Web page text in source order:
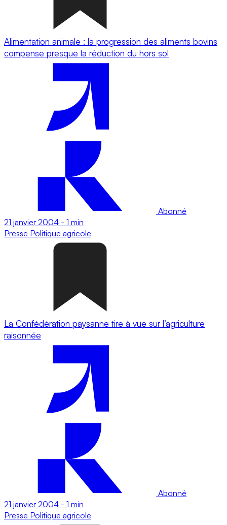
Alimentation animale : la progression des aliments bovins
compense presque la réduction du hors sol
Abonné
21 janvier 2004 - 1 min
Presse Politique agricole
La Confédération paysanne tire à vue sur l’agriculture
raisonnée
Abonné
21 janvier 2004 - 1 min
Presse Politique agricole